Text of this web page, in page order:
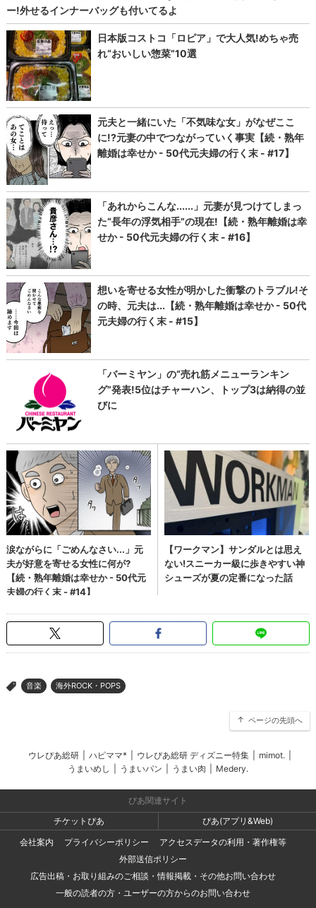
> 音楽 海外ROCK・POPS
ページの先頭へ
ウレぴあ総研 ハピママ* ウレぴあ総研 ディズニー特集 mimot.
うまいめし
うまいパン うまい肉 Medery.
ぴあ関連サイト
チケットぴあ
ぴあ(アプリ&Web)
会社案内
プライバシーポリシー
アクセスデータの利用・著作権等
外部送信ポリシー
広告出稿・お取り組みのご相談・情報掲載・その他お問い合わせ
一般の読者の方・ユーザーの方からのお問い合わせ